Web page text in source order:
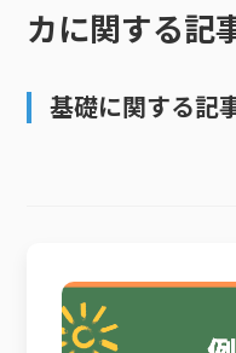
カに関する記
基礎に関する記